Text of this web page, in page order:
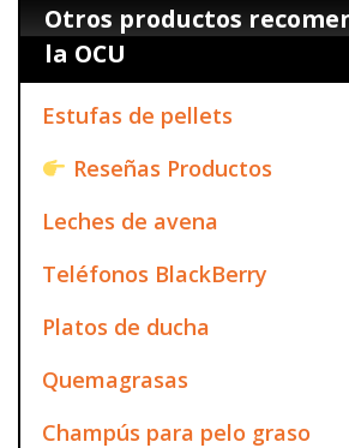
Otros productos
la OCU
Estufas de pellets
Reseñas Productos
Leches de avena
Teléfonos BlackBerry
Platos de ducha
Quemagrasas
Champús para pelo graso